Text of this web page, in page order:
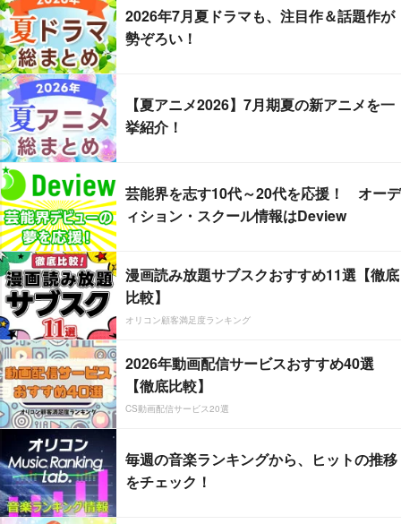
2026年7月夏ドラマも、注目作＆話題作が
勢ぞろい！
【夏アニメ2026】7月期夏の新アニメを一
挙紹介！
芸能界を志す10代～20代を応援！ オーデ
ィション・スクール情報はDeview
漫画読み放題サブスクおすすめ11選【徹底
比較】
オリコン顧客満足度ランキング
2026年動画配信サービスおすすめ40選
【徹底比較】
CS動画配信サービス20選
毎週の音楽ランキングから、ヒットの推移
をチェック！